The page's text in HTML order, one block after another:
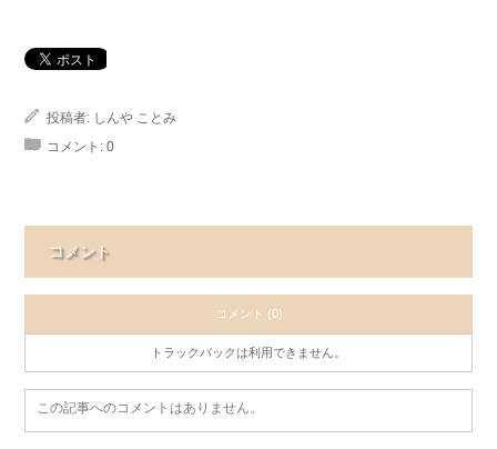
投稿者: しんや ことみ
コメント: 0
コメント
コメント (0)
トラックバックは利用できません。
この記事へのコメントはありません。